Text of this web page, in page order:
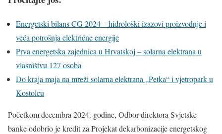
Energetski bilans CG 2024 – hidrološki izazovi proizvodnje i
veća potrošnja električne energije
Prva energetska zajednica u Hrvatskoj – solarna elektrana u
vlasništvu 127 osoba
Do kraja maja na mreži solarna elektrana „Petka“ i vjetropark u
Kostolcu
Početkom decembra 2024. godine, Odbor direktora Svjetske
banke odobrio je kredit za Projekat dekarbonizacije energetskog